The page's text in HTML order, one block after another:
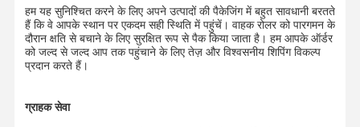
वाहक रोलर
फ्रंट आइडलर
ट्रैक चेन
हम यह सुनिश्चित करने के लिए अपने उत्पादों की पैकेजिंग में बहुत सावधानी बरतते
हैं कि वे आपके स्थान पर एकदम सही स्थिति में पहुंचें। वाहक रोलर को पारगमन के
दौरान क्षति से बचाने के लिए सुरक्षित रूप से पैक किया जाता है। हम आपके ऑर्डर
को जल्द से जल्द आप तक पहुंचाने के लिए तेज़ और विश्वसनीय शिपिंग विकल्प
प्रदान करते हैं।
ग्राहक सेवा